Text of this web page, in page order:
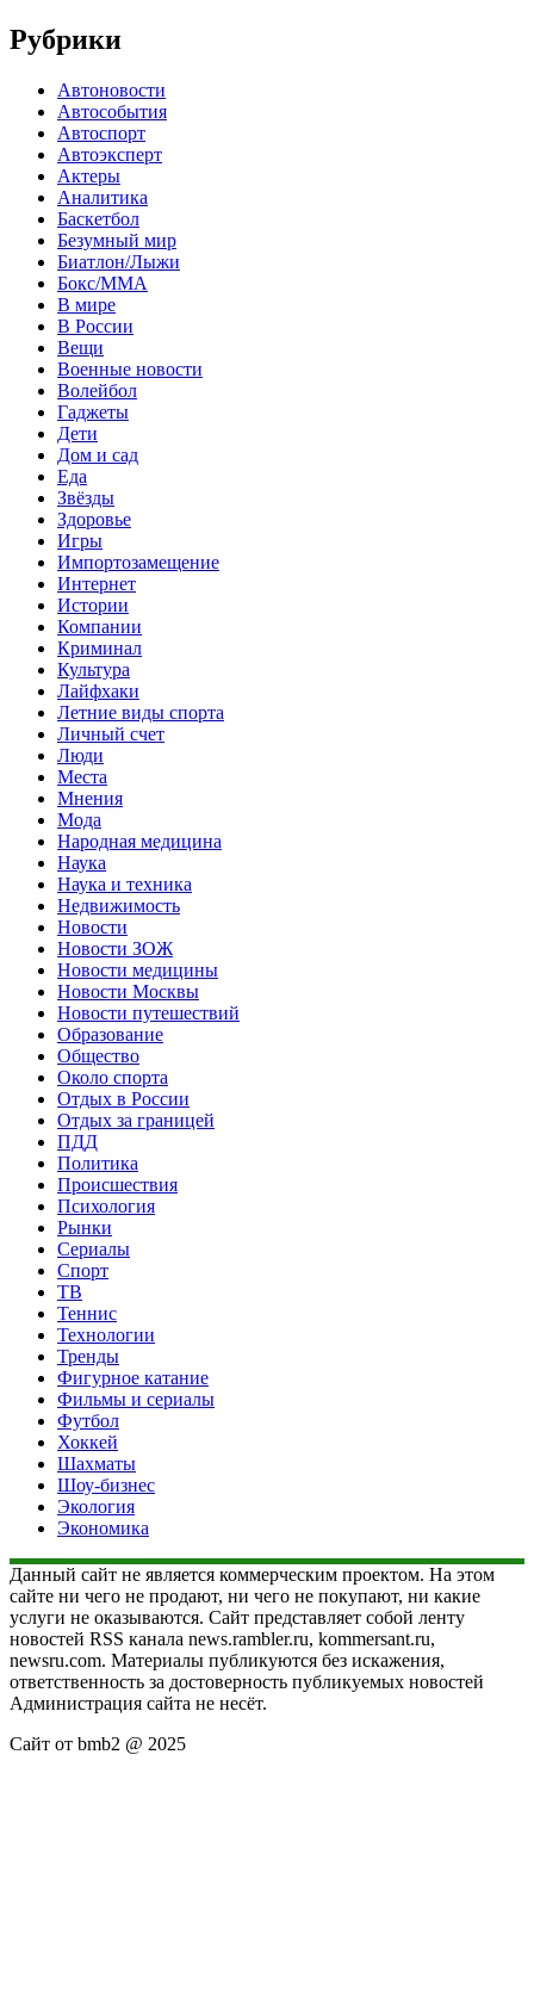
Рубрики
Автоновости
Автособытия
Автоспорт
Автоэксперт
Актеры
Аналитика
Баскетбол
Безумный мир
Биатлон/Лыжи
Бокс/MMA
В мире
В России
Вещи
Военные новости
Волейбол
Гаджеты
Дети
Дом и сад
Еда
Звёзды
Здоровье
Игры
Импортозамещение
Интернет
Истории
Компании
Криминал
Культура
Лайфхаки
Летние виды спорта
Личный счет
Люди
Места
Мнения
Мода
Народная медицина
Наука
Наука и техника
Недвижимость
Новости
Новости ЗОЖ
Новости медицины
Новости Москвы
Новости путешествий
Образование
Общество
Около спорта
Отдых в России
Отдых за границей
ПДД
Политика
Происшествия
Психология
Рынки
Сериалы
Спорт
ТВ
Теннис
Технологии
Тренды
Фигурное катание
Фильмы и сериалы
Футбол
Хоккей
Шахматы
Шоу-бизнес
Экология
Экономика
Данный сайт не является коммерческим проектом. На этом
сайте ни чего не продают, ни чего не покупают, ни какие
услуги не оказываются. Сайт представляет собой ленту
новостей RSS канала news.rambler.ru, kommersant.ru,
newsru.com. Материалы публикуются без искажения,
ответственность за достоверность публикуемых новостей
Администрация сайта не несёт.
Сайт от bmb2 @ 2025